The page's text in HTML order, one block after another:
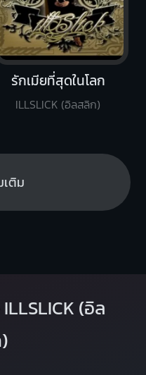
รักเมียที่สุดในโลก
ILLSLICK (อิลสลิก)
ติม
(อิล